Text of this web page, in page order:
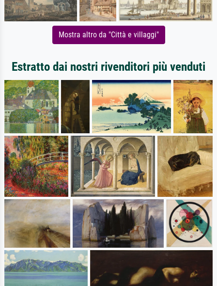
Mostra altro da "Città e villaggi"
Estratto dai nostri rivenditori più venduti